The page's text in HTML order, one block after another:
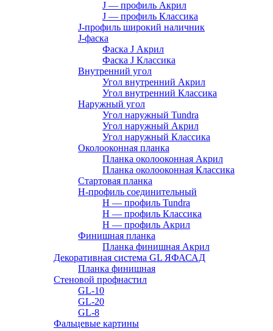
J — профиль Акрил
J — профиль Классика
J-профиль широкий наличник
J-фаска
Фаска J Акрил
Фаска J Классика
Внутренний угол
Угол внутренний Акрил
Угол внутренний Классика
Наружный угол
Угол наружный Tundra
Угол наружный Акрил
Угол наружный Классика
Околооконная планка
Планка околооконная Акрил
Планка околооконная Классика
Стартовая планка
H-профиль соединительный
Н — профиль Tundra
H — профиль Классика
Н — профиль Акрил
Финишная планка
Планка финишная Акрил
Декоративная система GL ЯФАСАД
Планка финишная
Стеновой профнастил
GL-10
GL-20
GL-8
Фальцевые картины